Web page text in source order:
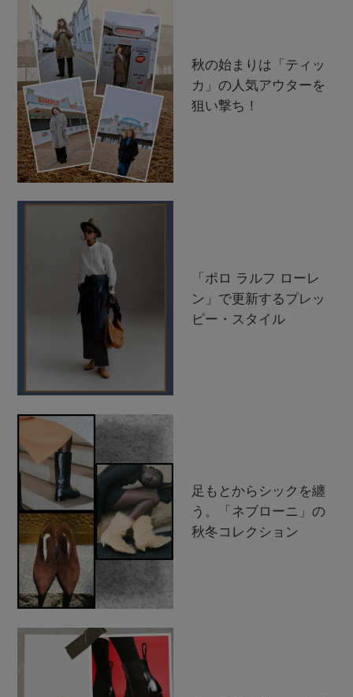
秋の始まりは「ティッ
カ」の人気アウターを
狙い撃ち！
「ポロ ラルフ ローレ
ン」で更新するプレッ
ピー・スタイル
足もとからシックを纏
う。「ネブローニ」の
秋冬コレクション